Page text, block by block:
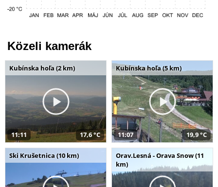
Közeli kamerák
Kubínska hoľa (2 km)
11:11 17,6 °C
Kubínska hoľa (5 km)
11:07 19,9 °C
Ski Krušetnica (10 km)
Orav.Lesná - Orava Snow (11
km)